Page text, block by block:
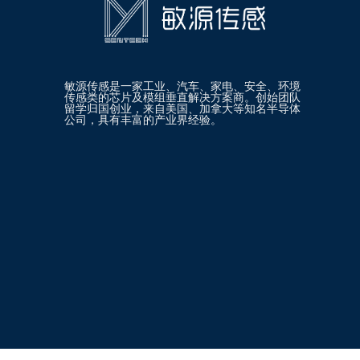
敏源传感是一家工业、汽车、家电、安全、环境
传感类的芯片及模组垂直解决方案商。创始团队
留学归国创业，来自美国、加拿大等知名半导体
公司，具有丰富的产业界经验。